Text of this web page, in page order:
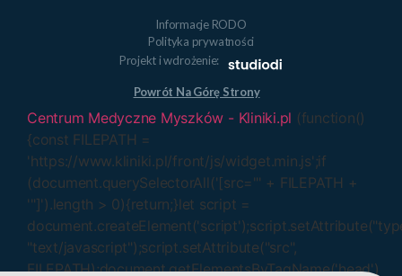
Informacje RODO
Polityka prywatności
Projekt i wdrożenie:
Powrót Na Górę Strony
Centrum Medyczne Myszków - Kliniki.pl (function()
{const FILEPATH =
'https://www.kliniki.pl/front/js/widget.min.js';if
(document.querySelectorAll('[src="' + FILEPATH +
'"]').length > 0){return;}let script =
"text/javascript");script.setAttribute("src",
FILEPATH);document.getElementsByTagName('head')